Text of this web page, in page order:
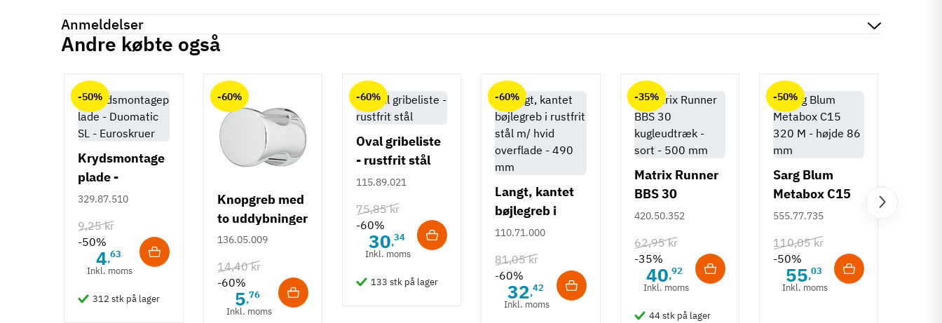
Produktinformation
Zinklegering
Hulafstand
160 mm
Farve
Antracit
Montering
M4 bolt
Bøjlegreb
Klassisk
Tilstand Ny
Anmeldelser
Andre købte også
-50%
Krydsmontage
plade -
Duomatic SL -
329.87.510
9,25 kr
-50%
4,63
Inkl. moms
312 stk på lager
-60%
Knopgreb med
to uddybninger
- rustfrit stål
136.05.009
14,40 kr
-60%
5,76
Inkl. moms
-60%
Oval gribeliste
- rustfrit stål
115.89.021
75,85 kr
-60%
30,34
Inkl. moms
133 stk på lager
-60%
Langt, kantet
bøjlegreb i
rustfrit stål m/
- 490 mm
110.71.000
81,05 kr
-60%
32,42
Inkl. moms
-35%
Matrix Runner
BBS 30
kugleudtræk -
420.50.352
62,95 kr
-35%
40,92
Inkl. moms
44 stk på lager
-50%
Sarg Blum
Metabox C15
320 M - højde
555.77.735
110,05 kr
-50%
55,03
Inkl. moms